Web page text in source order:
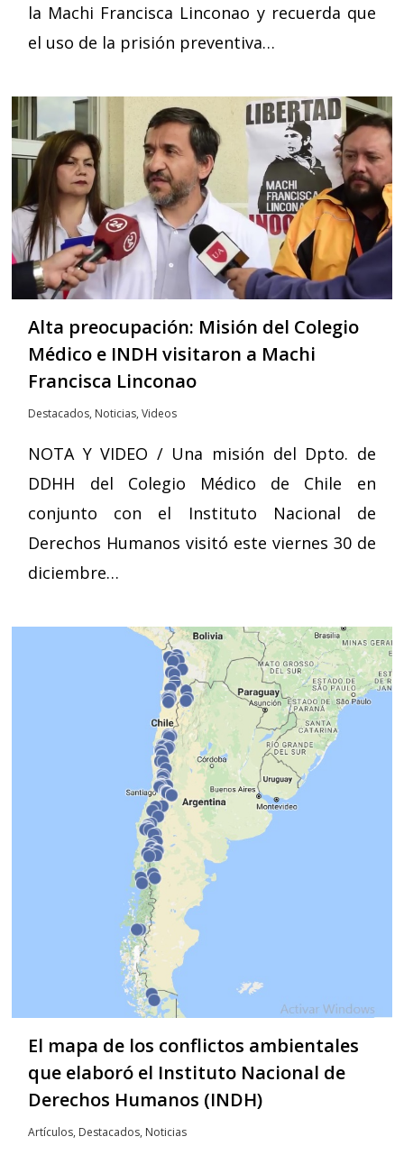
la Machi Francisca Linconao y recuerda que
el uso de la prisión preventiva…
Alta preocupación: Misión del Colegio
Médico e INDH visitaron a Machi
Francisca Linconao
Destacados, Noticias,Videos
NOTA Y VIDEO / Una misión del Dpto. de
DDHH del Colegio Médico de Chile en
conjunto con el Instituto Nacional de
Derechos Humanos visitó este viernes 30 de
diciembre…
El mapa de los conflictos ambientales
que elaboró el Instituto Nacional de
Derechos Humanos (INDH)
Artículos, Destacados, Noticias